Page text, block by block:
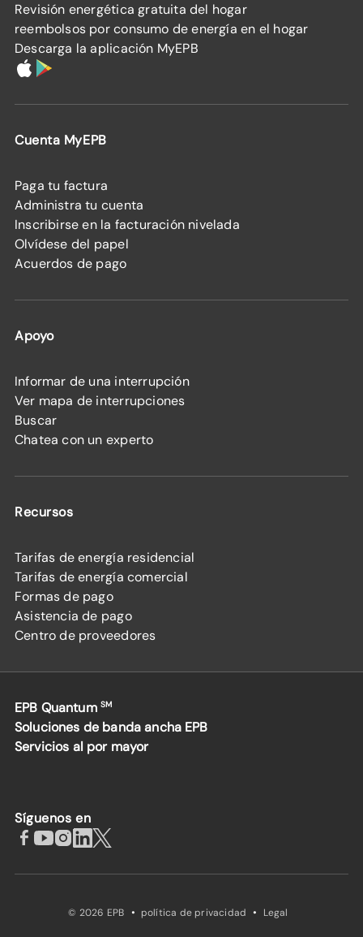
Revisión energética gratuita del hogar
reembolsos por consumo de energía en el hogar
Descarga la aplicación MyEPB
Cuenta MyEPB
Paga tu factura
Administra tu cuenta
Inscribirse en la facturación nivelada
Olvídese del papel
Acuerdos de pago
Apoyo
Informar de una interrupción
Ver mapa de interrupciones
Buscar
Chatea con un experto
Recursos
Tarifas de energía residencial
Tarifas de energía comercial
Formas de pago
Asistencia de pago
Centro de proveedores
EPB Quantum SM
Soluciones de banda ancha EPB
Servicios al por mayor
Síguenos en
© 2026 EPB · política de privacidad · Legal